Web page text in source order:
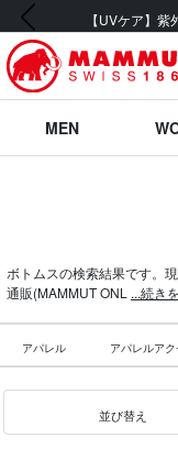
会員登録
前の画像
MEN
ボトムスの検索結果です。
通販(MAMMUT ONL ...続き
アパレル アパレルア
並び替え